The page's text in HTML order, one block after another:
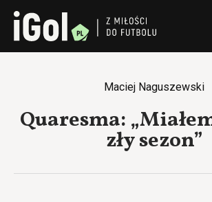
Maciej Naguszewski
Quaresma:
zły sezon”